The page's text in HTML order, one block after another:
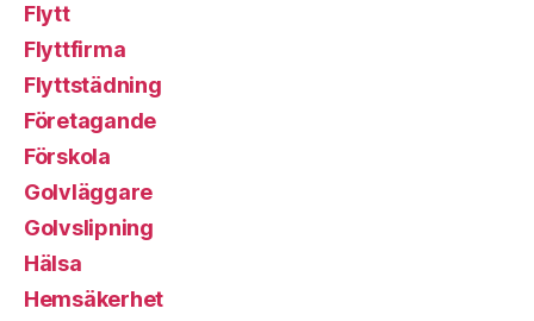
Flytt
Flyttfirma
Flyttstädning
Företagande
Förskola
Golvläggare
Golvslipning
Hälsa
Hemsäkerhet